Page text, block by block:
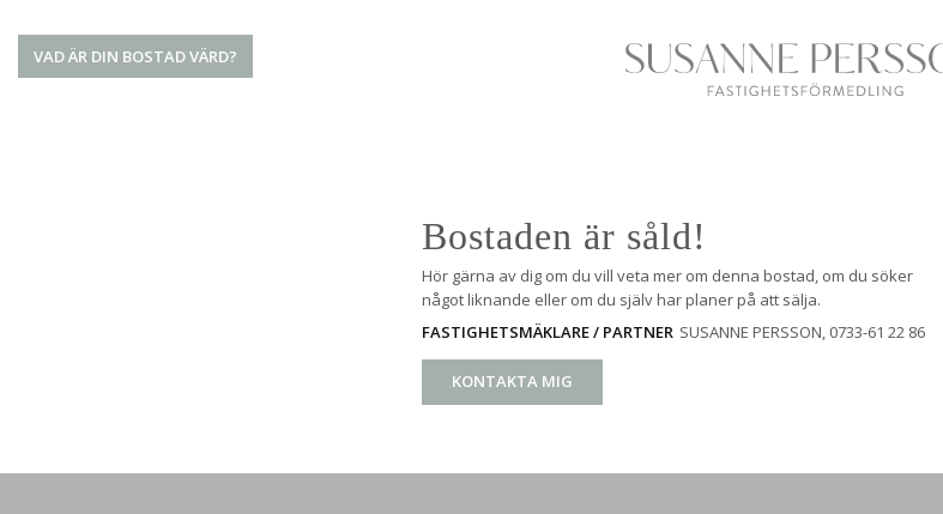
VAD ÄR DIN BOSTAD VÄRD?
Bostaden är såld!
Hör gärna av dig om du vill veta mer om denna bostad, om du söker
något liknande eller om du själv har planer på att sälja.
FASTIGHETSMÄKLARE / PARTNER SUSANNE PERSSON , 0733-61 22 86
KONTAKTA MIG